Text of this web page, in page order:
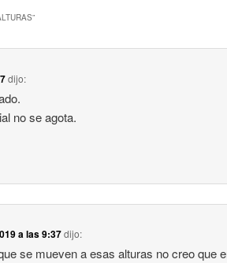
”
dijo:
no se agota.
a las 9:37dijo:
se mueven a esas alturas no creo que